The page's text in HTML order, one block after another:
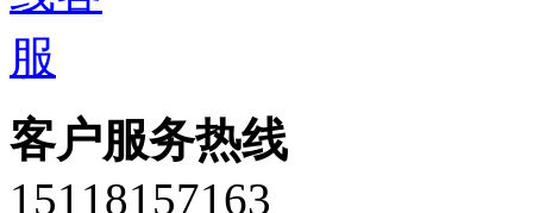
客户服务热线
15118157163